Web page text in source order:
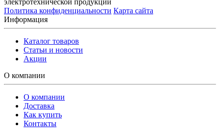
Политика конфиденциальности Карта сайта
Информация
Каталог товаров
Статьи и новости
Акции
О компании
О компании
Доставка
Как купить
Контакты